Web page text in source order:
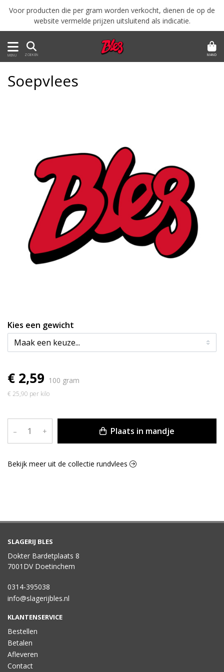
Voor producten die per gram worden verkocht, dienen de op de
website vermelde prijzen uitsluitend als indicatie.
MENU ZOEKEN MAND
Soepvlees
Kies een gewicht
€ 2,59 100 gram
€ 25,90 per kilo
– + Plaats in mandje
Bekijk meer uit de collectie rundvlees
SLAGERIJ BLES
Dokter Bardetplaats 8
7001DV Doetinchem
0314-395038
info@slagerijbles.nl
KLANTENSERVICE
Bestellen
Betalen
Afleveren
Contact